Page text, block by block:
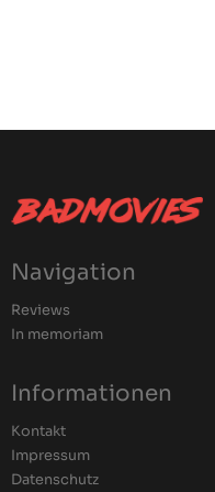
Navigation
Reviews
In memoriam
Informationen
Kontakt
Impressum
Datenschutz